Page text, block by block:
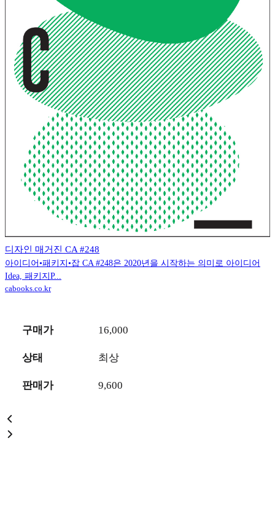
디자인 매거진 CA #248
아이디어•패키지•잡 CA #248은 2020년을 시작하는 의미로 아이디어
Idea, 패키지P...
cabooks.co.kr
구매가 16,000
상태 최상
판매가 9,600